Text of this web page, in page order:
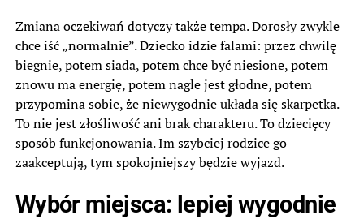
Zmiana oczekiwań dotyczy także tempa. Dorosły zwykle
chce iść „normalnie”. Dziecko idzie falami: przez chwilę
biegnie, potem siada, potem chce być niesione, potem
znowu ma energię, potem nagle jest głodne, potem
przypomina sobie, że niewygodnie układa się skarpetka.
To nie jest złośliwość ani brak charakteru. To dziecięcy
sposób funkcjonowania. Im szybciej rodzice go
zaakceptują, tym spokojniejszy będzie wyjazd.
Wybór miejsca: lepiej wygodnie